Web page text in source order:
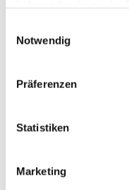
Notwendig
Präferenzen
Statistiken
Marketing